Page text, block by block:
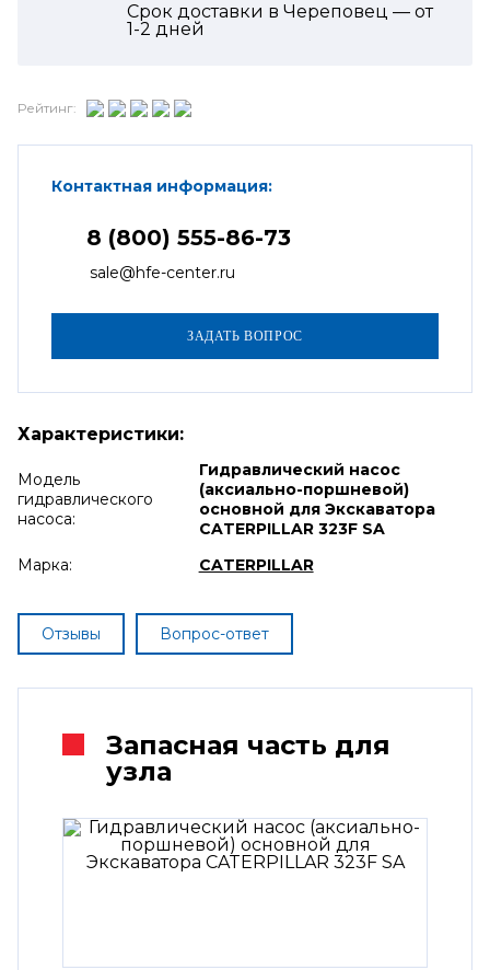
Срок доставки в Череповец — от
1-2 дней
Рейтинг:
Контактная информация:
8 (800) 555-86-73
sale@hfe-center.ru
Характеристики:
Модель
гидравлического
насоса:
Гидравлический насос
(аксиально-поршневой)
основной для Экскаватора
CATERPILLAR 323F SA
Марка:
CATERPILLAR
Отзывы Вопрос-ответ
Запасная часть для
узла